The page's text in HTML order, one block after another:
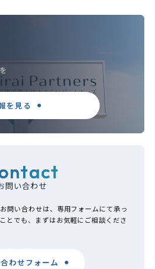
を見る
問い合わせ
問い合わせは、専用フォームにて承っ
とでも、まずはお気軽にご相談くださ
わせフォーム